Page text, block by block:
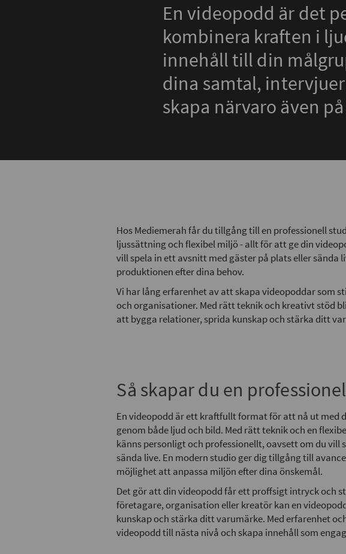
En videopodd är det
kombinera kraften i
innehåll till din
dina samtal,
skapa närvaro även
Hos Mediemerah får du tillgång till en professionell
ljussättning och flexibel miljö - allt för att ge din
vill spela in ett avsnitt med gäster på plats eller sända
produktionen efter dina behov.
Vi har lång erfarenhet av att skapa videopoddar som
och organisationer. Med rätt teknik och kreativt stöd
att bygga relationer, sprida kunskap och stärka ditt
Så skapar du en
En videopodd är ett kraftfullt format för att nå ut med
genom både ljud och bild. Med rätt teknik och en
känns personligt och professionellt, oavsett om du vill
sända live. En modern studio ger dig tillgång till
möjlighet att anpassa miljön efter dina önskemål.
Det gör att din videopodd får ett proffsigt intryck och
företagare, organisation eller kreatör kan en
kunskap och stärka ditt varumärke. Med erfarenhet
videopodd till nästa nivå och skapa innehåll som